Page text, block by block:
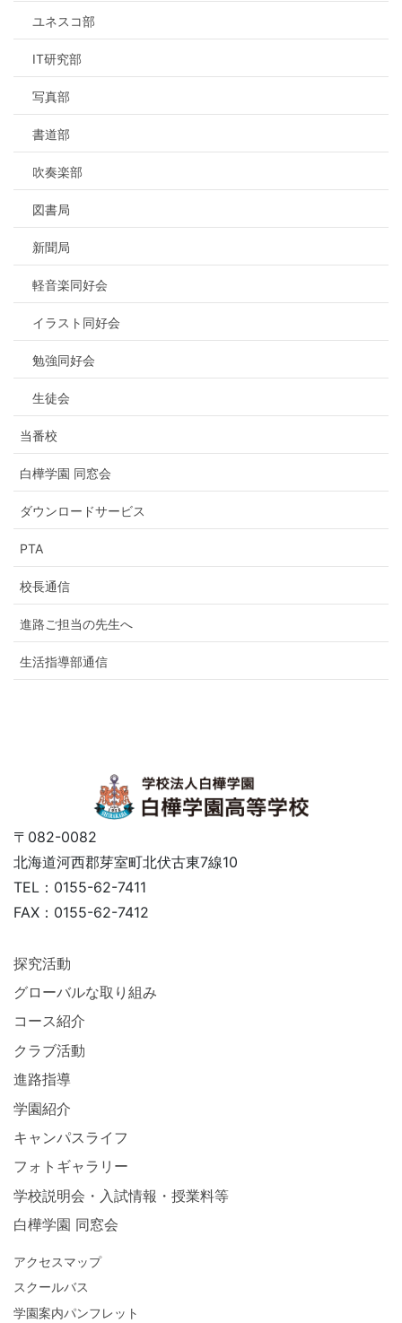
ユネスコ部
IT研究部
写真部
書道部
吹奏楽部
図書局
新聞局
軽音楽同好会
イラスト同好会
勉強同好会
生徒会
当番校
白樺学園 同窓会
ダウンロードサービス
PTA
校長通信
進路ご担当の先生へ
生活指導部通信
〒082-0082
北海道河西郡芽室町北伏古東7線10
TEL：0155-62-7411
FAX：0155-62-7412
探究活動
グローバルな取り組み
コース紹介
クラブ活動
進路指導
学園紹介
キャンパスライフ
フォトギャラリー
学校説明会・入試情報・授業料等
白樺学園 同窓会
アクセスマップ
スクールバス
学園案内パンフレット